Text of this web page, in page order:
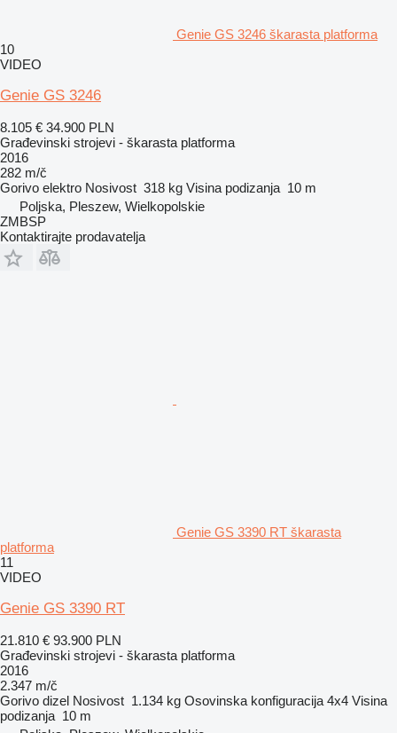
Genie GS 3246 škarasta platforma
10
VIDEO
Genie GS 3246
8.105 € 34.900 PLN
Građevinski strojevi - škarasta platforma
2016
282 m/č
Gorivo elektro Nosivost 318 kg Visina podizanja 10 m
Poljska, Pleszew, Wielkopolskie
ZMBSP
Kontaktirajte prodavatelja
Genie GS 3390 RT škarasta
platforma
11
VIDEO
Genie GS 3390 RT
21.810 € 93.900 PLN
Građevinski strojevi - škarasta platforma
2016
2.347 m/č
Gorivo dizel Nosivost 1.134 kg Osovinska konfiguracija 4x4 Visina
podizanja 10 m